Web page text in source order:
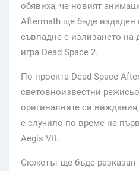
обявиха, че новият
Aftermath ще бъде издаден
съвпадне с излизането на
игра Dead Space 2.
По проекта Dead Space
световноизвестни
оригиналните си
е случило по време на
Aegis VII.
Сюжетът ще бъде разказан